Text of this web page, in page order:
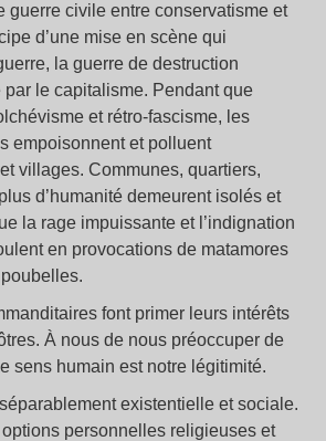
guerre civile entre conservatisme et
d’une mise en scène qui
la guerre de destruction
par le capitalisme. Pendant que
et rétro-fascisme, les
empoisonnent et polluent
villages. Communes, quartiers,
d’humanité demeurent isolés et
la rage impuissante et l’indignation
en provocations de matamores
font primer leurs intérêts
À nous de nous préoccuper de
sens humain est notre légitimité.
existentielle et sociale.
personnelles religieuses et